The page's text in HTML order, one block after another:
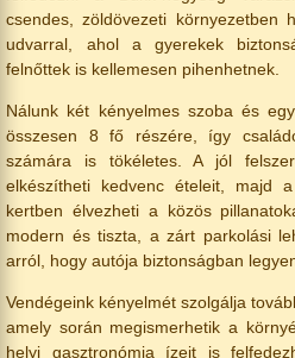
csendes, zöldövezeti környezetben
udvarral, ahol a gyerekek
felnőttek is kellemesen pihenhetnek.
Nálunk két kényelmes szoba és
összesen 8 fő részére, így
számára is tökéletes. A jól
elkészítheti kedvenc ételeit, majd
kertben élvezheti a közös
modern és tiszta, a zárt parkolási
arról, hogy autója biztonságban
Vendégeink kényelmét szolgálja
amely során megismerhetik a
helyi gasztronómia ízeit is